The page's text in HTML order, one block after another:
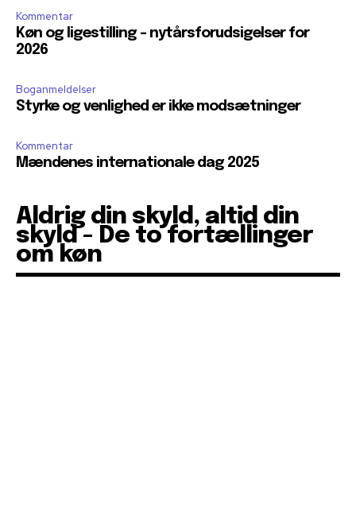
Kommentar
Køn og ligestilling – nytårsforudsigelser for
2026
Boganmeldelser
Styrke og venlighed er ikke modsætninger
Kommentar
Mændenes internationale dag 2025
Aldrig din skyld, altid din
skyld - De to fortællinger
om køn